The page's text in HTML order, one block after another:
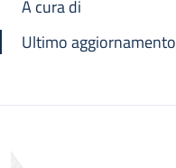
A cura di
Ultimo aggiornamento